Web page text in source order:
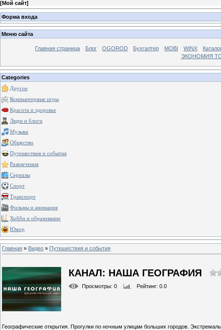
[Мой сайт]
Форма входа
Меню сайта
Главная страница Блог OGOROD Бухгалтер MOBI WINX
ЭКОНОМИЯ
Categories
Другое
Компьютерные игры
Красота и здоровье
Люди и блоги
Музыка
Общество
Путешествия и события
Развлечения
Сериалы
Спорт
Транспорт
Фильмы и анимация
Хобби и образование
Юмор
Главная » Видео » Путешествия и события
КАНАЛ: НАША ГЕОГРАФИЯ
Просмотры: 0 Рейтинг: 0.0
Географические открытия. Прогулки по ночным улицам больших городов.